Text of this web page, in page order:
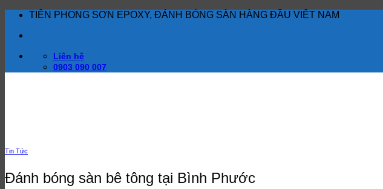
TIÊN PHONG SƠN EPOXY, ĐÁNH BÓNG SÀN HÀNG ĐẦU VIỆT NAM
Liên hệ
0903 090 007
Tin Tức
Đánh bóng sàn bê tông tại Bình Phước